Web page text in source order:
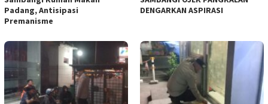
Padang, Antisipasi
Premanisme
DENGARKAN ASPIRASI